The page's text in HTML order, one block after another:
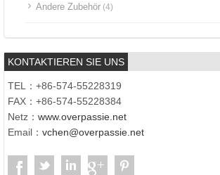
Andere Zubehör (4)
KONTAKTIEREN SIE UNS
TEL：+86-574-55228319
FAX：+86-574-55228384
Netz： www.overpassie.net
Email： vchen@overpassie.net